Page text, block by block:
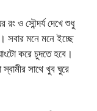
রং ও সৌন্দর্য দেখে শুধু
সবার মনে মনে ইচ্ছে
করে চুদতে হবে।
সাথে খুব ঘুরে